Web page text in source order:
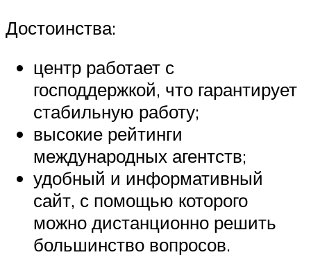
Достоинства:
центр работает с
господдержкой, что гарантирует
стабильную работу;
высокие рейтинги
международных агентств;
удобный и информативный
сайт, с помощью которого
можно дистанционно решить
большинство вопросов.